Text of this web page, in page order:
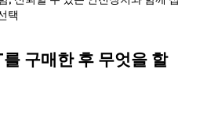
택
구매한 후 무엇을 할